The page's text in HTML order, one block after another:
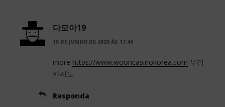
다모아19
16 DE JUNHO DE 2020 ÀS 17:49
more https://www.wooricasinokorea.com 우리
카지노
Responda